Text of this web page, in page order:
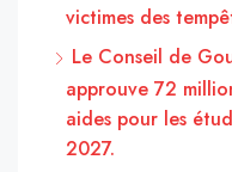
victimes des
Le Conseil de
approuve 72
aides pour les
2027.